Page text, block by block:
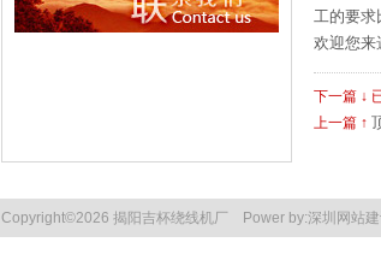
工的要求
欢迎您来
下一篇 ↓
上一篇 ↑
Copyright©2026 揭阳吉杯绕线机厂 Power by:深圳网站